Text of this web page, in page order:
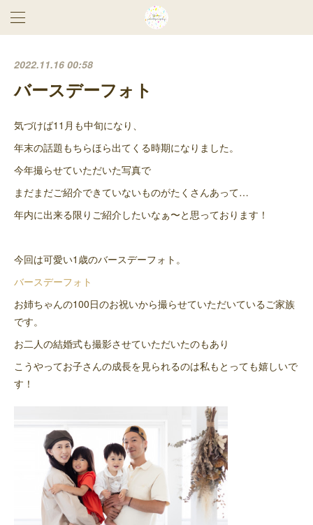
2022.11.16 00:58
バースデーフォト
気づけば11月も中旬になり、
年末の話題もちらほら出てくる時期になりました。
今年撮らせていただいた写真で
まだまだご紹介できていないものがたくさんあって…
年内に出来る限りご紹介したいなぁ〜と思っております！
今回は可愛い1歳のバースデーフォト。
バースデーフォト
お姉ちゃんの100日のお祝いから撮らせていただいているご家族
です。
お二人の結婚式も撮影させていただいたのもあり
こうやってお子さんの成長を見られるのは私もとっても嬉しいで
す！